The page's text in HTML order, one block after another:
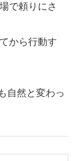
で頼りにさ
から行動す
自然と変わっ